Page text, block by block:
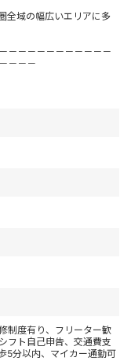
全域の幅広いエリアに多
－－－－－－－－－－－
－－－
制度有り、フリーター歓
フト自己申告、交通費支
5分以内、マイカー通勤可